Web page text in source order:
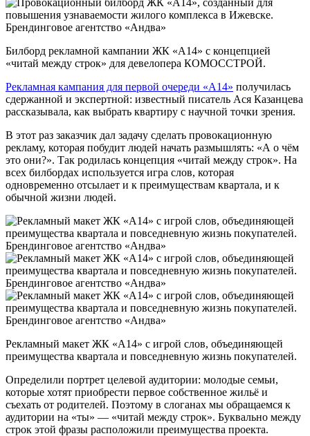
Билборд рекламной кампании ЖК «А14» с концепцией
«читай между строк» для девелопера КОМОССТРОЙ.
Рекламная кампания для первой очереди «А14» получилась
сдержанной и экспертной: известный писатель Ася Казанцева
рассказывала, как выбрать квартиру с научной точки зрения.
В этот раз заказчик дал задачу сделать провокационную
рекламу, которая побудит людей начать размышлять: «А о чём
это они?». Так родилась концепция «читай между строк». На
всех билбордах используется игра слов, которая
одновременно отсылает и к преимуществам квартала, и к
обычной жизни людей.
Рекламный макет ЖК «А14» с игрой слов, объединяющей
преимущества квартала и повседневную жизнь покупателей.
Определили портрет целевой аудитории: молодые семьи,
которые хотят приобрести первое собственное жильё и
съехать от родителей. Поэтому в слоганах мы обращаемся к
аудитории на «ты» — «читай между строк». Буквально между
строк этой фразы расположили преимущества проекта.